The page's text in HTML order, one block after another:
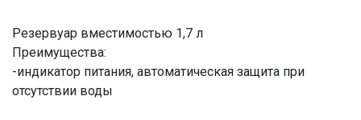
Резервуар вместимостью 1,7 л
Преимущества:
-индикатор питания, автоматическая защита при
отсутствии воды